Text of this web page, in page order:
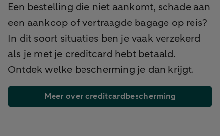
Een bestelling die niet aankomt, schade aan
een aankoop of vertraagde bagage op reis?
In dit soort situaties ben je vaak verzekerd
als je met je creditcard hebt betaald.
Ontdek welke bescherming je dan krijgt.
Meer over creditcardbescherming